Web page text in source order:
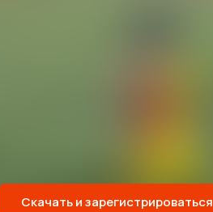
Скачать и зарегистрироваться